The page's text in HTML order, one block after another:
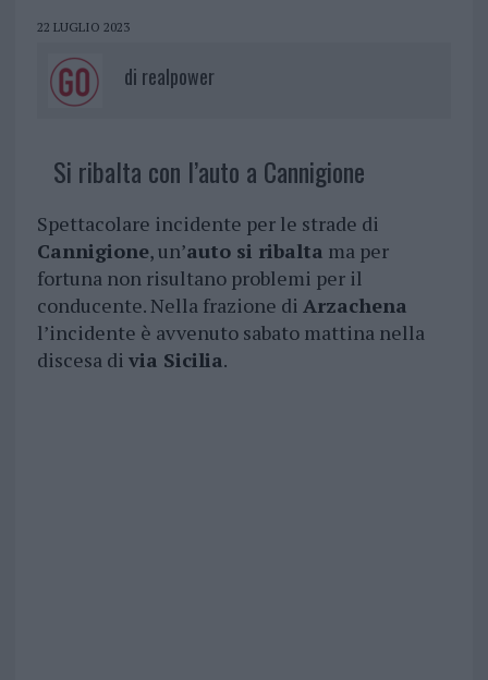
22 LUGLIO 2023
di realpower
Si ribalta con l’auto a Cannigione
Spettacolare incidente per le strade di
Cannigione, un’auto si ribalta ma per
fortuna non risultano problemi per il
conducente. Nella frazione di Arzachena
l’incidente è avvenuto sabato mattina nella
discesa di via Sicilia.